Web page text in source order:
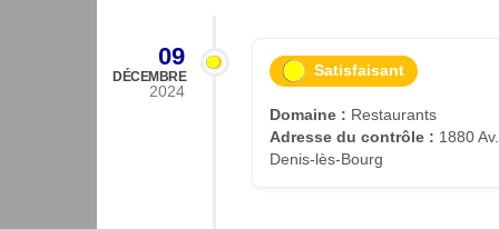
09
DÉCEMBRE
2024
Satisfaisant
Domaine : Restaurants
Adresse du contrôle : 1880
Denis-lès-Bourg